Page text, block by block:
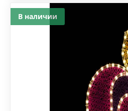
В наличии